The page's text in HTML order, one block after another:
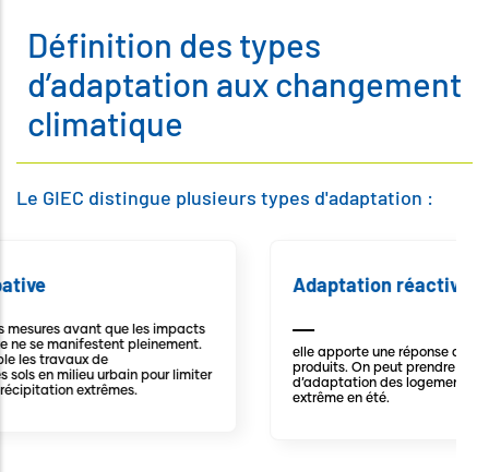
Définition des types
d’adaptation aux changement
climatique
Le GIEC distingue plusieurs types d'adaptation :
elle apporte une réponse aux impacts qui se sont déjà
produits. On peut prendre en exemple les travaux
d’adaptation des logements aux problématique de chaleur
extrême en été.